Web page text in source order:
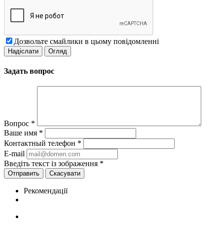
Дозвольте смайлики в цьому повідомленні
Задать вопрос
Вопрос *
Ваше имя *
Контактный телефон *
E-mail
Введіть текст із зображення *
Скасувати
Рекомендації